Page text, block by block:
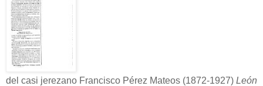
del casi jerezano Francisco Pérez Mateos (1872-1927) León